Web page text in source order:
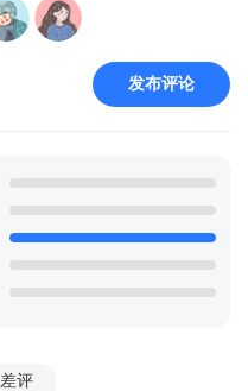
发布评论
差评